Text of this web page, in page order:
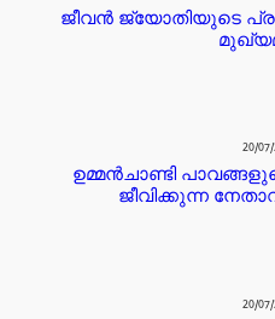
ജീവൻ ജ്യോതിയുടെ
20/
ഉമ്മൻചാണ്ടി
ജീവിക്കുന്ന
20/